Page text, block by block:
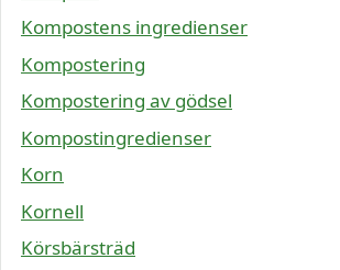
Kompostens ingredienser
Kompostering
Kompostering av gödsel
Kompostingredienser
Korn
Kornell
Körsbärsträd